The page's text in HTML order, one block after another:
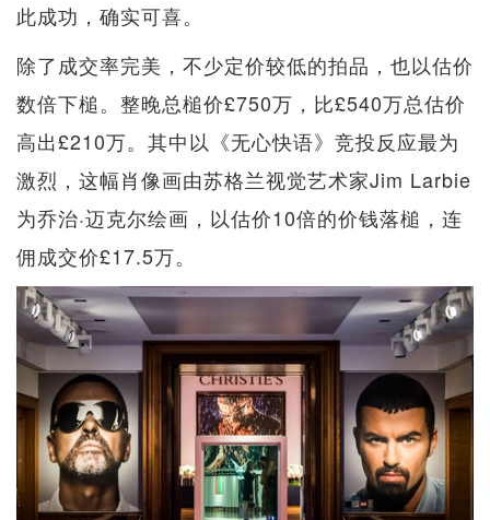
此成功，确实可喜。
除了成交率完美，不少定价较低的拍品，也以估价
数倍下槌。整晚总槌价£750万，比£540万总估价
高出£210万。其中以《无心快语》竞投反应最为
激烈，这幅肖像画由苏格兰视觉艺术家Jim Larbie
为乔治·迈克尔绘画，以估价10倍的价钱落槌，连
佣成交价£17.5万。